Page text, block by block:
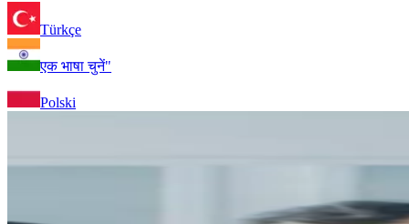
Türkçe
एक भाषा चुनें"
Polski